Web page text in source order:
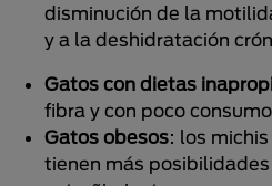
disminución de la
y a la deshidratación
Gatos con dietas
fibra y con poco
Gatos obesos: los
tienen más